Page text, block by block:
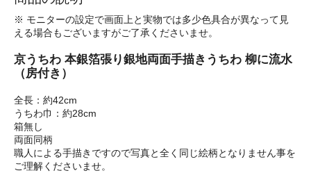
※ モニターの設定で画面上と実物では多少色具合が異なって見
える場合もございますがご了承くださいませ。
京うちわ 本銀箔張り銀地両面手描きうちわ 柳に流水
（房付き）
全長：約42cm
うちわ巾：約28cm
箱無し
両面同柄
職人による手描きですので写真と全く同じ絵柄となりません事を
ご理解くださいませ。